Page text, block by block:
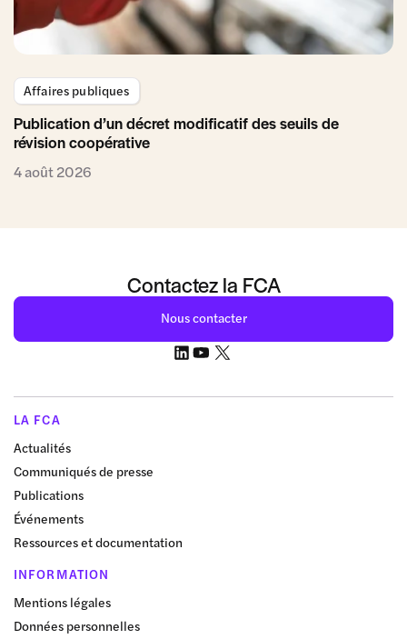
Affaires publiques
Publication d’un décret modificatif des seuils de
révision coopérative
4 août 2026
Contactez la FCA
Nous contacter
LA FCA
Actualités
Communiqués de presse
Publications
Événements
Ressources et documentation
INFORMATION
Mentions légales
Données personnelles